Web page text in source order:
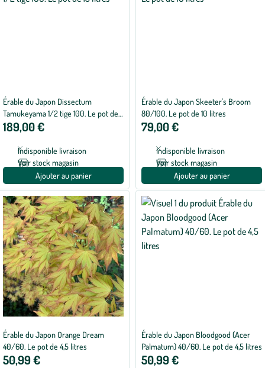
Érable du Japon Dissectum
Tamukeyama 1/2 tige 100. Le pot de
15 litres
189,00 €
Indisponible livraison
Voir stock magasin
Ajouter au panier
Érable du Japon Skeeter's Broom
80/100. Le pot de 10 litres
79,00 €
Indisponible livraison
Voir stock magasin
Ajouter au panier
Érable du Japon Orange Dream
40/60. Le pot de 4,5 litres
50,99 €
Érable du Japon Bloodgood (Acer
Palmatum) 40/60. Le pot de 4,5 litres
50,99 €